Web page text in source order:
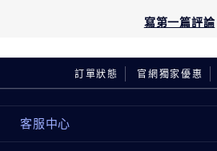
色不拉扯眼皮，細緻柔滑輕鬆暈染。
專為熟齡肌膚打造，一抹柔焦。真
染、不脫妝，全天持妝。
Synthetic Fluorphlogopite, Tin
Phenoxyethanol, Sorbic Acid,
77891), Iron Oxides (Ci 77491),
77000), Bismuth Oxychloride (Ci
Powder (Ci 77400), Carmine (Ci
寫第一篇評論
訂單狀態 官網獨家優惠
客服中心